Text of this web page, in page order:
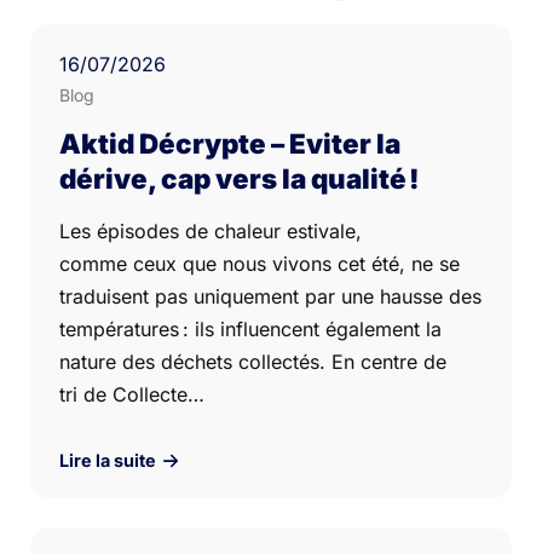
16/07/2026
Blog
Aktid Décrypte – Eviter la
dérive, cap vers la qualité !
Les épisodes de chaleur estivale,
comme ceux que nous vivons cet été, ne se
traduisent pas uniquement par une hausse des
températures : ils influencent également la
nature des déchets collectés. En centre de
tri de Collecte…
Lire la suite